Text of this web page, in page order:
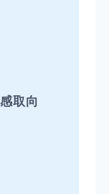
取向